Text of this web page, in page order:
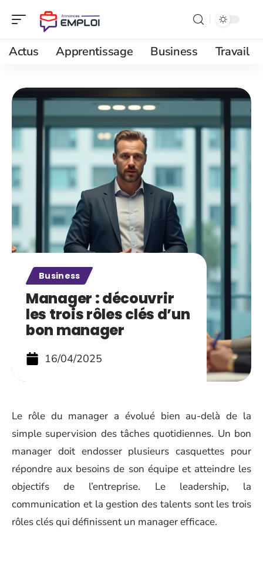
Actus Apprentissage Business Travail
Business
Manager : découvrir
les trois rôles clés d’un
bon manager
16/04/2025
Le rôle du manager a évolué bien au-delà de la
simple supervision des tâches quotidiennes. Un bon
manager doit endosser plusieurs casquettes pour
répondre aux besoins de son équipe et atteindre les
objectifs de l’entreprise. Le leadership, la
communication et la gestion des talents sont les trois
rôles clés qui définissent un manager efficace.